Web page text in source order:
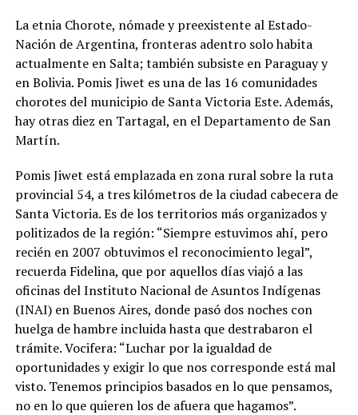
La etnia Chorote, nómade y preexistente al Estado-
Nación de Argentina, fronteras adentro solo habita
actualmente en Salta; también subsiste en Paraguay y
en Bolivia. Pomis Jiwet es una de las 16 comunidades
chorotes del municipio de Santa Victoria Este. Además,
hay otras diez en Tartagal, en el Departamento de San
Martín.
Pomis Jiwet está emplazada en zona rural sobre la ruta
provincial 54, a tres kilómetros de la ciudad cabecera de
Santa Victoria. Es de los territorios más organizados y
politizados de la región: “Siempre estuvimos ahí, pero
recién en 2007 obtuvimos el reconocimiento legal”,
recuerda Fidelina, que por aquellos días viajó a las
oficinas del Instituto Nacional de Asuntos Indígenas
(INAI) en Buenos Aires, donde pasó dos noches con
huelga de hambre incluida hasta que destrabaron el
trámite. Vocifera: “Luchar por la igualdad de
oportunidades y exigir lo que nos corresponde está mal
visto. Tenemos principios basados en lo que pensamos,
no en lo que quieren los de afuera que hagamos”.